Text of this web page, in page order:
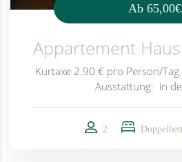
Ab65,00€
Appartement
Kurtaxe 2.90 € pro Person/
Ausstattung: in
2